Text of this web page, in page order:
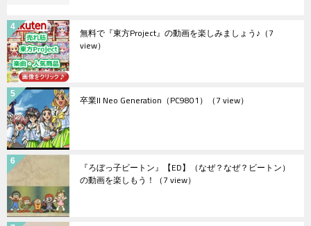
無料で『東方Project』の動画を楽しみましょう♪ （7
view）
卒業II Neo Generation（PC9801） （7 view）
『ろぼっ子ビートン』【ED】（なぜ？なぜ？ビートン）
の動画を楽しもう！ （7 view）